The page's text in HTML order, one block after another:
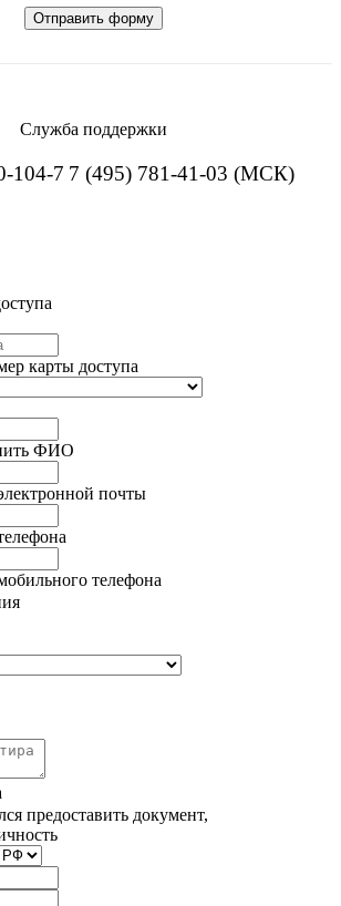
Служба поддержки
104-7 7 (495) 781-41-03 (МСК)
карты доступа
ФИО
почты
телефона
предоставить документ,